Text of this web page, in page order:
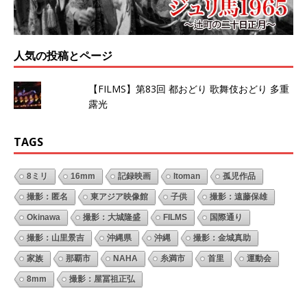
人気の投稿とページ
【FILMS】第83回 都おどり 歌舞伎おどり 多重
露光
TAGS
8ミリ 16mm 記録映画 Itoman 孤児作品
撮影：匿名 東アジア映像館 子供 撮影：遠藤保雄
Okinawa 撮影：大城隆盛 FILMS 国際通り
撮影：山里景吉 沖縄県 沖縄 撮影：金城真助
家族 那覇市 NAHA 糸満市 首里 運動会
8mm 撮影：屋冨祖正弘